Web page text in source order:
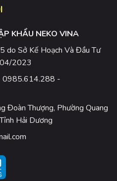
KHẨU NEKO VINA
Sở Kế Hoạch Và Đầu Tư
2023
-
Đoàn Thượng, Phường Quang
Hải Dương